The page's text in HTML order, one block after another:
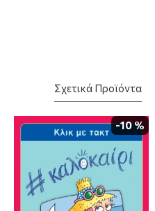
Σχετικά Προϊόντα
-10 %